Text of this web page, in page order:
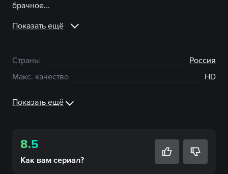
брачное...
Показать ещё
Страны
Россия
Макс. качество
HD
Показать ещё
8.5
Как вам сериал?